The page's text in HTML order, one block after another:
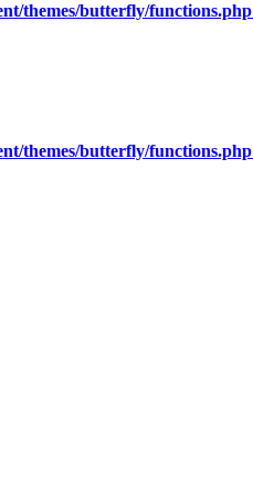
themes/butterfly/functions.php
themes/butterfly/functions.php